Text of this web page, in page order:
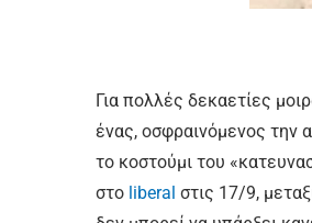
Για πολλές δεκαετίες
ένας, οσφραινόμενος την
το κοστούμι του
στο liberal στις 17/9,